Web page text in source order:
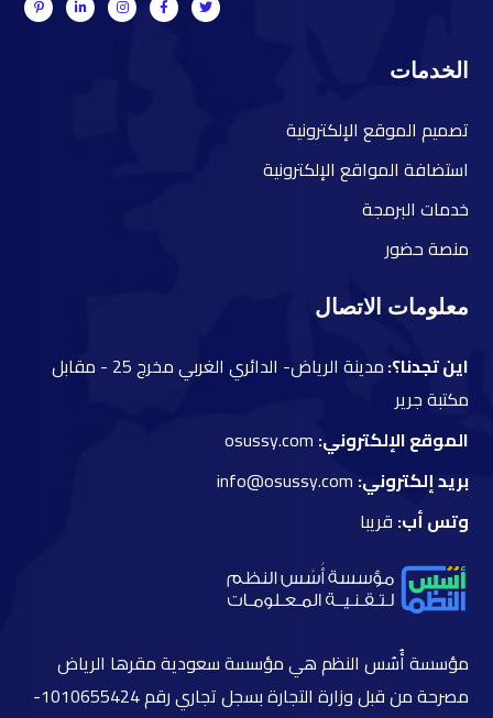
الخدمات
تصميم الموقع الإلكترونية
استضافة المواقع الإلكترونية
خدمات البرمجة
منصة حضور
معلومات الاتصال
اين تجدنا؟:مدينة الرياض- الدائري الغربي مخرج 25 -
مقابل
مكتبة جرير
الموقع الإلكتروني:
بريد إلكتروني: info@osussy.com
وتس أب: قريبا
مؤسسة أُسُس النظم هي مؤسسة سعودية مقرها الرياض
مصرحة من قبل وزارة التجارة بسجل تجاري رقم 1010655424-